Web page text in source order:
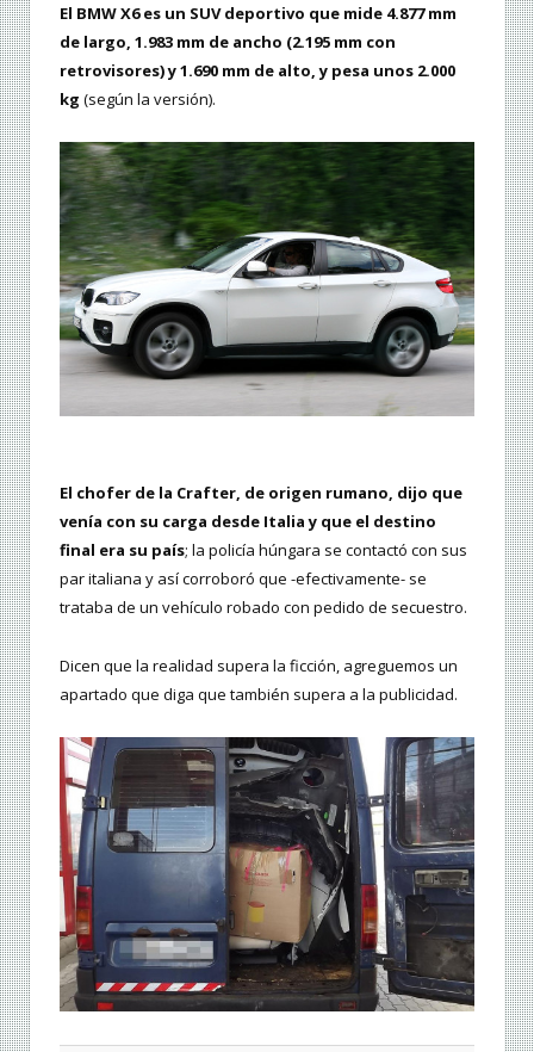
El BMW X6 es un SUV deportivo que mide 4.877 mm
de largo, 1.983 mm de ancho (2.195 mm con
retrovisores) y 1.690 mm de alto, y pesa unos 2.000
kg (según la versión).
El chofer de la Crafter, de origen rumano, dijo que
venía con su carga desde Italia y que el destino
final era su país; la policía húngara se contactó con sus
par italiana y así corroboró que -efectivamente- se
trataba de un vehículo robado con pedido de secuestro.
Dicen que la realidad supera la ficción, agreguemos un
apartado que diga que también supera a la publicidad.